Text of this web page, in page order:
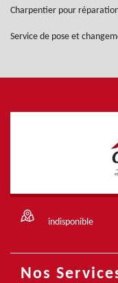
Charpentier pour
Service de pose et
indisponible
Nos